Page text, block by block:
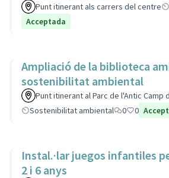
Punt itinerant als carrers del centre
Acceptada
Ampliació de la biblioteca
sostenibilitat ambiental
Punt itinerant al Parc de l'Antic Camp
Sostenibilitat ambiental
0 0
Instal.·lar juegos infantiles
2 i 6 anys